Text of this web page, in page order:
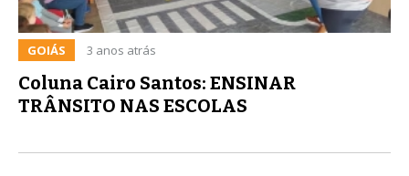
GOIÁS 3 anos atrás
Coluna Cairo Santos: ENSINAR
TRÂNSITO NAS ESCOLAS